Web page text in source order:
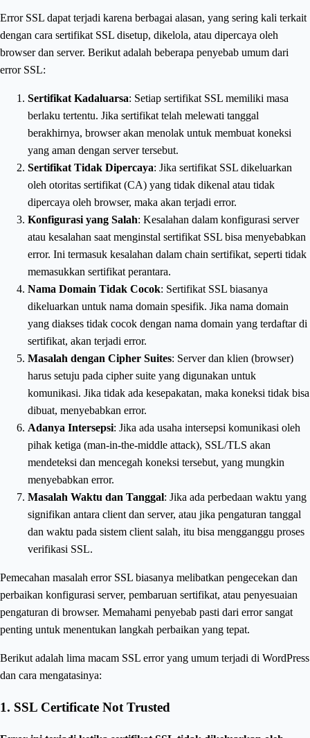
Error SSL dapat terjadi karena berbagai alasan, yang sering kali terkait
dengan cara sertifikat SSL disetup, dikelola, atau dipercaya oleh
browser dan server. Berikut adalah beberapa penyebab umum dari
error SSL:
Sertifikat Kadaluarsa: Setiap sertifikat SSL memiliki masa
berlaku tertentu. Jika sertifikat telah melewati tanggal
berakhirnya, browser akan menolak untuk membuat koneksi
yang aman dengan server tersebut.
Sertifikat Tidak Dipercaya: Jika sertifikat SSL dikeluarkan
oleh otoritas sertifikat (CA) yang tidak dikenal atau tidak
dipercaya oleh browser, maka akan terjadi error.
Konfigurasi yang Salah: Kesalahan dalam konfigurasi server
atau kesalahan saat menginstal sertifikat SSL bisa menyebabkan
error. Ini termasuk kesalahan dalam chain sertifikat, seperti tidak
memasukkan sertifikat perantara.
Nama Domain Tidak Cocok: Sertifikat SSL biasanya
dikeluarkan untuk nama domain spesifik. Jika nama domain
yang diakses tidak cocok dengan nama domain yang terdaftar di
sertifikat, akan terjadi error.
Masalah dengan Cipher Suites: Server dan klien (browser)
harus setuju pada cipher suite yang digunakan untuk
komunikasi. Jika tidak ada kesepakatan, maka koneksi tidak bisa
dibuat, menyebabkan error.
Adanya Intersepsi: Jika ada usaha intersepsi komunikasi oleh
pihak ketiga (man-in-the-middle attack), SSL/TLS akan
mendeteksi dan mencegah koneksi tersebut, yang mungkin
menyebabkan error.
Masalah Waktu dan Tanggal: Jika ada perbedaan waktu yang
signifikan antara client dan server, atau jika pengaturan tanggal
dan waktu pada sistem client salah, itu bisa mengganggu proses
verifikasi SSL.
Pemecahan masalah error SSL biasanya melibatkan pengecekan dan
perbaikan konfigurasi server, pembaruan sertifikat, atau penyesuaian
pengaturan di browser. Memahami penyebab pasti dari error sangat
penting untuk menentukan langkah perbaikan yang tepat.
Berikut adalah lima macam SSL error yang umum terjadi di WordPress
dan cara mengatasinya:
1. SSL Certificate Not Trusted